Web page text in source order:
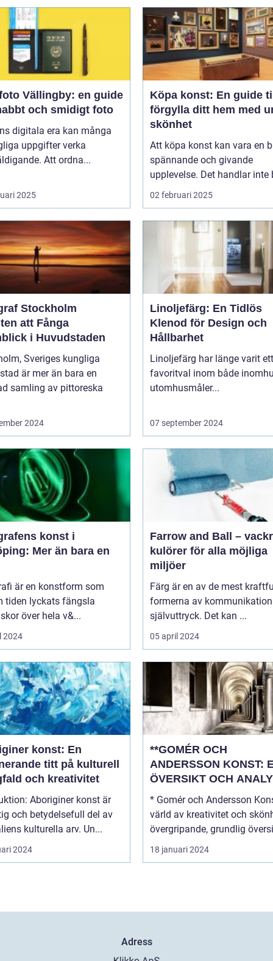
Vällingby: en guide
och smidigt foto
digitala era kan många
uppgifter verka
Att ordna...
2025
Köpa konst: En guide
förgylla ditt hem med
skönhet
Att köpa konst kan vara en
spännande och givande
upplevelse. Det handlar inte
02 februari 2025
Stockholm
att Fånga
i Huvudstaden
Sveriges kungliga
är mer än bara en
samling av pittoreska
2024
Linoljefärg: En Tidlös
Klenod för Design och
Hållbarhet
Linoljefärg har länge varit ett
favoritval inom både
utomhusmåler...
07 september 2024
konst i
Mer än bara en
är en konstform som
tiden lyckats fängsla
över hela v&...
2024
Farrow and Ball –
kulörer för alla möjliga
miljöer
Färg är en av de mest
formerna av
självuttryck. Det kan ...
05 april 2024
konst: En
titt på kulturell
och kreativitet
konst är
och betydelsefull del av
kulturella arv. Un...
2024
**GOMÉR OCH
ANDERSSON KONST:
ÖVERSIKT OCH
* Gomér och Andersson
värld av kreativitet och
övergripande, grundlig
18 januari 2024
Adress